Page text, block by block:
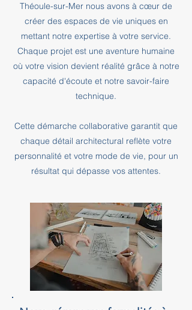
Théoule-sur-Mer nous avons à cœur de
créer des espaces de vie uniques en
mettant notre expertise à votre service.
Chaque projet est une aventure humaine
où votre vision devient réalité grâce à notre
capacité d'écoute et notre savoir-faire
technique.
Cette démarche collaborative garantit que
chaque détail architectural reflète votre
personnalité et votre mode de vie, pour un
résultat qui dépasse vos attentes.